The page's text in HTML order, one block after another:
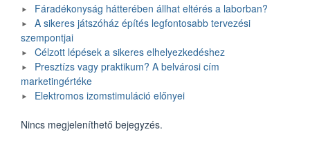
Fáradékonyság hátterében állhat eltérés a laborban?
A sikeres játszóház építés legfontosabb tervezési
szempontjai
Célzott lépések a sikeres elhelyezkedéshez
Presztízs vagy praktikum? A belvárosi cím
marketingértéke
Elektromos izomstimuláció előnyei
Nincs megjeleníthető bejegyzés.